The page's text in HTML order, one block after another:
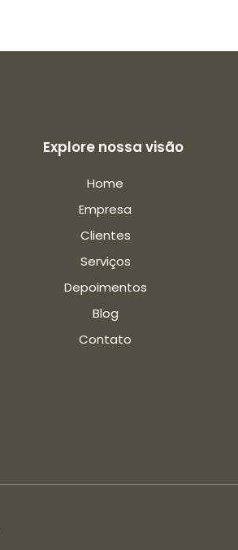
Explore nossa visão
Home
Empresa
Clientes
Serviços
Depoimentos
Blog
Contato